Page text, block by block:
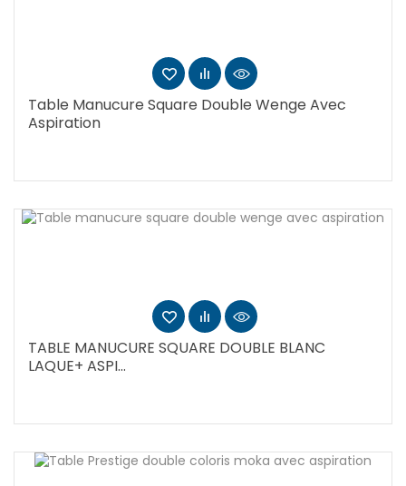
Table Manucure Square Double Wenge Avec
Aspiration
TABLE MANUCURE SQUARE DOUBLE BLANC
LAQUE+ ASPI...